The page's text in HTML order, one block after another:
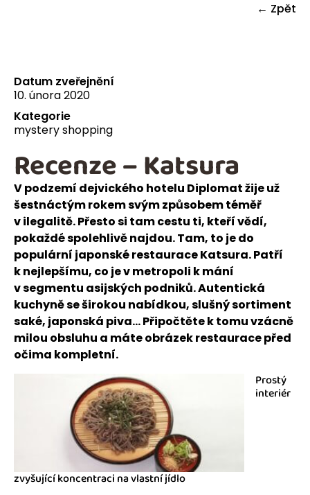
← Zpět
Datum zveřejnění
10. února 2020
Kategorie
mystery shopping
V podzemí dejvického hotelu Diplomat žije už
šestnáctým rokem svým způsobem téměř
v ilegalitě. Přesto si tam cestu ti, kteří vědí,
pokaždé spolehlivě najdou. Tam, to je do
populární japonské restaurace Katsura. Patří
k nejlepšímu, co je v metropoli k mání
v segmentu asijských podniků. Autentická
kuchyně se širokou nabídkou, slušný sortiment
saké, japonská piva… Připočtěte k tomu vzácně
milou obsluhu a máte obrázek restaurace před
očima kompletní.
Prostý
interiér
zvyšující koncentraci na vlastní jídlo
Recenze – Katsura